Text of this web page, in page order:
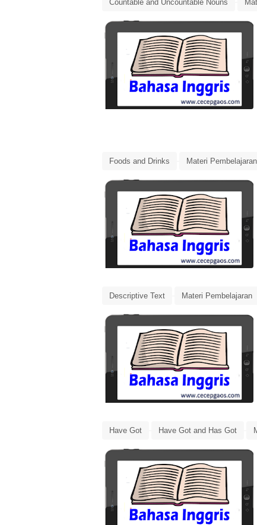
Countable and Uncountable Nouns
Rangkuman Materi Ringkasan Materi
Foods and Drinks Materi Pembelajaran
Rangkuman Materi Ringkasan Materi
Descriptive Text Materi Pembelajaran
Ringkasan Materi
Have Got Have Got and Has Got
Rangkuman Materi Ringkasan Materi